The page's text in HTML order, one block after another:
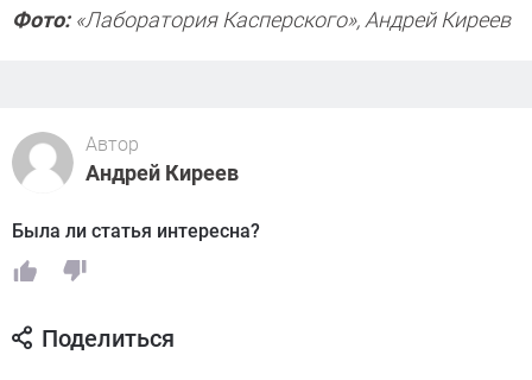
Фото:«Лаборатория Касперского», Андрей Киреев
Автор
Андрей Киреев
Была ли статья интересна?
Поделиться